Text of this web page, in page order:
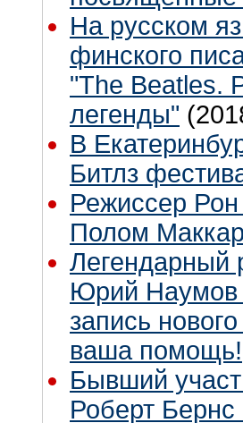
На русском
финского
"The Beatles.
легенды"
В
Битлз
Режиссер
Полом
Легендарный
Юрий Наумов
запись
ваша помощь!
Бывший
Роберт